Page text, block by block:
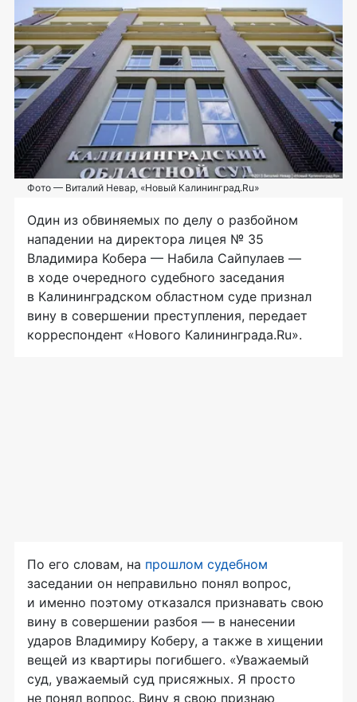
Фото — Виталий Невар, «Новый Калининград.Ru»
Один из обвиняемых по делу о разбойном
нападении на директора лицея № 35
Владимира Кобера — Набила Сайпулаев —
в ходе очередного судебного заседания
в Калининградском областном суде признал
вину в совершении преступления, передает
корреспондент «Нового Калининграда.Ru».
По его словам, на прошлом судебном
заседании он неправильно понял вопрос,
и именно поэтому отказался признавать свою
вину в совершении разбоя — в нанесении
ударов Владимиру Коберу, а также в хищении
вещей из квартиры погибшего. «Уважаемый
суд, уважаемый суд присяжных. Я просто
не понял вопрос. Вину я свою признаю